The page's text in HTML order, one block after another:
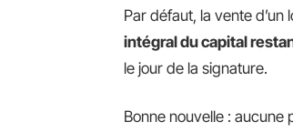
Par défaut, la vente
intégral du capital
le jour de la signature.
Bonne nouvelle : aucune